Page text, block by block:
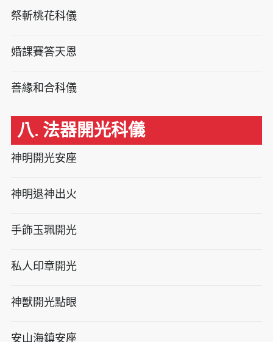
祭斬桃花科儀
婚課賽答天恩
善緣和合科儀
八. 法器開光科儀
神明開光安座
神明退神出火
手飾玉珮開光
私人印章開光
神獸開光點眼
安山海鎮安座